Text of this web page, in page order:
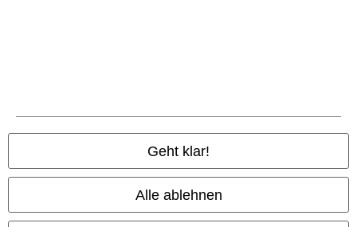
Geht klar!
Alle ablehnen
Alle Preise inkl. gesetzlicher Mehrwertsteuer, zzgl.Versandkosten
© 1986-2026 E.M.P. Merchandising HGmbH